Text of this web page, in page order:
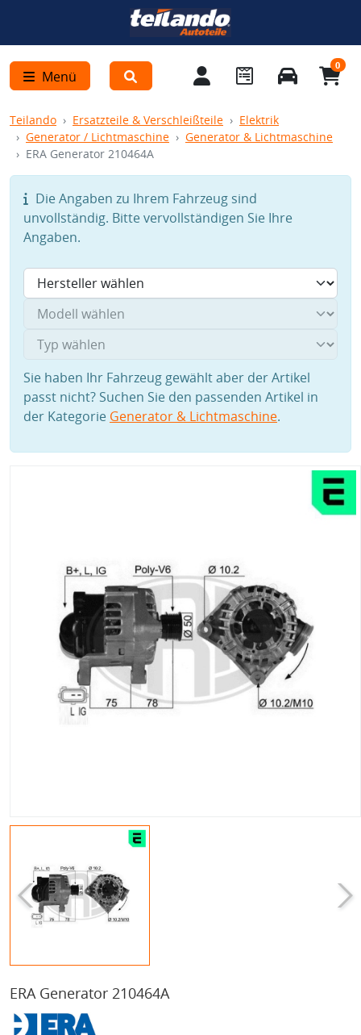
Menü
0
Teilando Ersatzteile & Verschleißteile
Elektrik
Generator / Lichtmaschine
Generator & Lichtmaschine
ERA Generator 210464A
Die Angaben zu Ihrem Fahrzeug sind
unvollständig. Bitte vervollständigen Sie Ihre
Angaben.
Sie haben Ihr Fahrzeug gewählt aber der Artikel
passt nicht? Suchen Sie den passenden Artikel in
der Kategorie Generator & Lichtmaschine.
ERA Generator 210464A